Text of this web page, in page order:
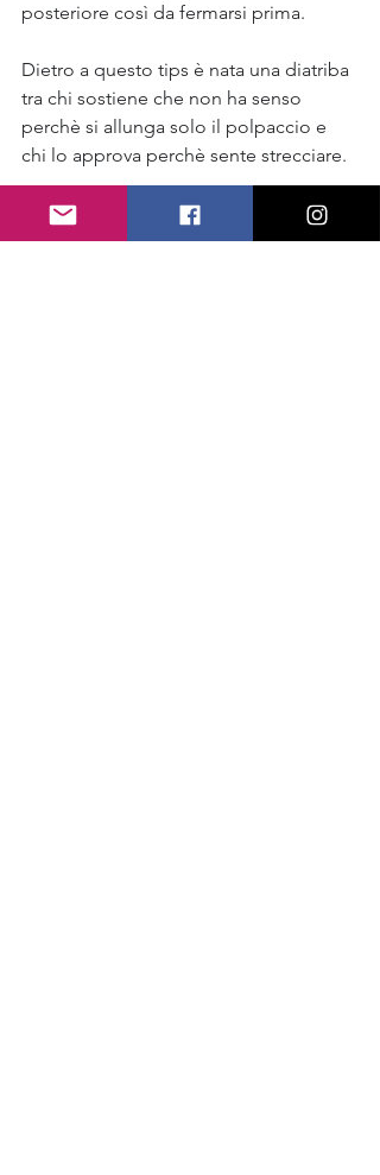
posteriore così da fermarsi prima.
Dietro a questo tips è nata una diatriba
tra chi sostiene che non ha senso
perchè si allunga solo il polpaccio e
chi lo approva perchè sente strecciare.
Vi dico la mia. Non vedo il corpo
umano come un insieme di distretti